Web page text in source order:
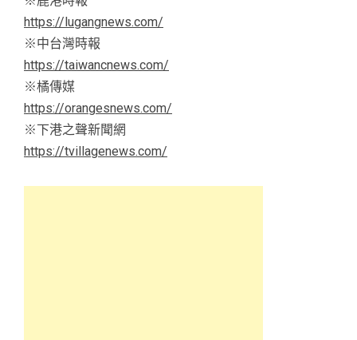
https://lugangnews.com/
※中台灣時報
https://taiwancnews.com/
※橘傳媒
https://orangesnews.com/
※下港之聲新聞網
https://tvillagenews.com/